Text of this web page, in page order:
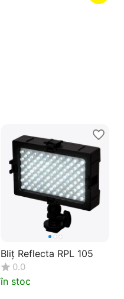
Bliţ Reflecta RPL 105
0.0
în stoc